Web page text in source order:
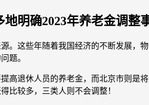
明确2023年养老金调整
。这些年随着我国经济的不断发展，
题。
高退休人员的养老金，而北京市则是
比较多，三类人则不会调整！